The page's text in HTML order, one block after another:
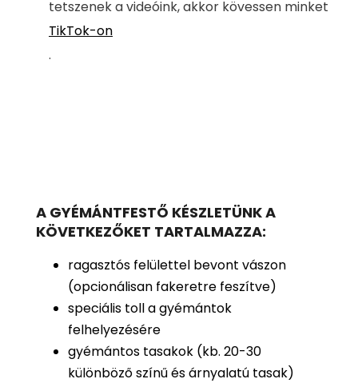
tetszenek a videóink, akkor kövessen minket
TikTok-on
.
A GYÉMÁNTFESTŐ KÉSZLETÜNK A
KÖVETKEZŐKET TARTALMAZZA:
ragasztós felülettel bevont vászon
(opcionálisan fakeretre feszítve)
speciális toll a gyémántok
felhelyezésére
gyémántos tasakok (kb. 20-30
különböző színű és árnyalatú tasak)